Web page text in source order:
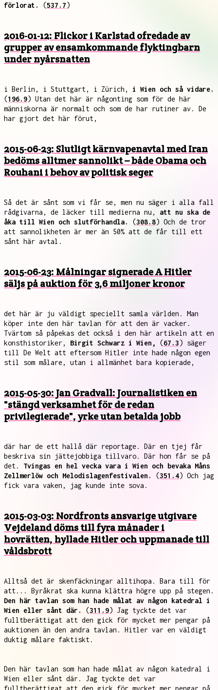
förlorat.
(537.7)
2016-01-12: Flickor i Karlstad ofredade av
grupper av ensamkommande flyktingbarn
under nyårsnatten
i Berlin, i Stuttgart, i Zürich, i Wien och så vidare.
(196.9) Utan det här är någonting som för de här
människorna är normalt och som de har rutiner av. De
har gjort det här förut,
2015-06-23: Slutligt kärnvapenavtal med Iran
bedöms alltmer sannolikt – både Obama och
Rouhani i behov av politisk seger
Så det är sånt som vi får se, men nu säger i alla fall
rådgivarna, de läcker till medierna nu, att nu ska de
åka till Wien och slutförhandla.
(308.8) Och de tror
att sannolikheten är mer än 50% att de får till ett
sånt här avtal.
2015-06-23: Målningar signerade A Hitler
säljs på auktion för 3,6 miljoner kronor
det här är ju väldigt speciellt samla världen. Man
köper inte den här tavlan för att den är vacker.
Tvärtom så påpekas det också i den här artikeln att en
konsthistoriker, Birgit Schwarz i Wien, (67.3) säger
till De Welt att eftersom Hitler inte hade någon egen
stil som målare, utan i allmänhet bara kopierade,
2015-05-30: Jan Gradvall: Journalistiken en
"stängd verksamhet för de redan
privilegierade", yrke utan betalda jobb
där har de ett hallå där reportage. Där en tjej får
beskriva sin jättejobbiga tillvaro. Där hon får se på
det. Tvingas en hel vecka vara i Wien och bevaka Måns
Zellmerlöw och Melodislagenfestivalen.
(351.4) Och jag
fick vara vaken, jag kunde inte sova.
2015-03-03: Nordfronts ansvarige utgivare
Vejdeland döms till fyra månader i
hovrätten, hyllade Hitler och uppmanade till
våldsbrott
Alltså det är skenfäckningar alltihopa. Bara till för
att... Byråkrat ska kunna klättra högre upp på stegen.
Den här tavlan som han hade målat av någon katedral i
Wien eller sånt där.
(311.9) Jag tyckte det var
fulltberättigat att den gick för mycket mer pengar på
auktionen än den andra tavlan. Hitler var en väldigt
duktig målare faktiskt.
Den här tavlan som han hade målat av någon katedral i
Wien eller sånt där. Jag tyckte det var
fulltberättigat att den gick för mycket mer pengar på